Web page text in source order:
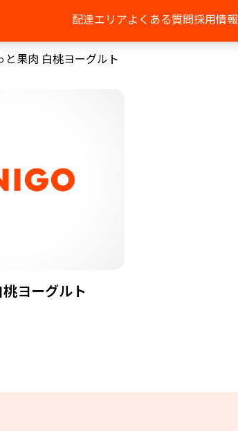
配達エリアよくある質問採用情報
と果肉 白桃ヨーグルト
ヨーグルト